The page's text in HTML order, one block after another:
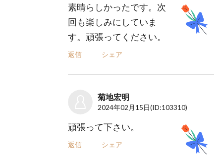
素晴らしかったです。次
回も楽しみにしていま
す。頑張ってください。
返信 シェア
菊地宏明
2024年02月15日(ID:103310)
頑張って下さい。
返信 シェア